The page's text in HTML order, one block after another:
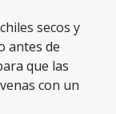
secos y
antes de
que las
con un